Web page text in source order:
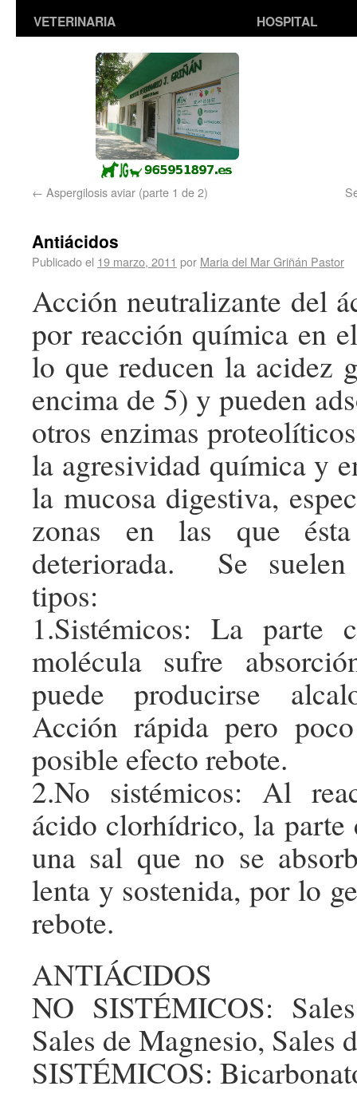
VETERINARIA
HOSPITAL
← Aspergilosis aviar (parte 1 de 2)
Antiácidos
Publicado el 19 marzo, 2011 por Maria del Mar Griñán Pastor
Acción neutralizante del
por reacción química en
lo que reducen la acidez
encima de 5) y pueden
otros enzimas
la agresividad química y
la mucosa digestiva,
zonas en las que
deteriorada. Se
tipos:
1.Sistémicos: La parte
molécula sufre
puede producirse
Acción rápida pero
posible efecto rebote.
2.No sistémicos: Al
ácido clorhídrico, la parte
una sal que no se
lenta y sostenida, por lo
rebote.
ANTIÁCIDOS
NO SISTÉMICOS:
Sales de Magnesio, Sales
SISTÉMICOS: